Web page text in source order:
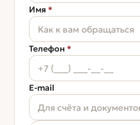
Имя *
Телефон *
E-mail